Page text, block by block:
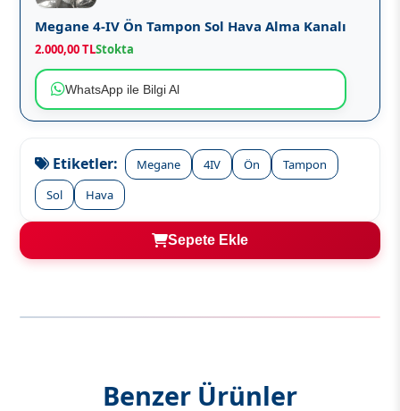
Megane 4-IV Ön Tampon Sol Hava Alma Kanalı
2.000,00 TLStokta
WhatsApp ile Bilgi Al
Etiketler: Megane 4IV Ön
Tampon
Sol
Hava
Sepete Ekle
Benzer Ürünler